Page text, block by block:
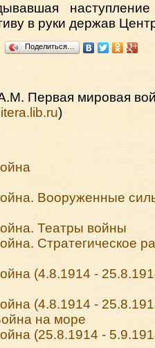
в руки держав
Поделиться…
Первая мировая
)
Вооруженные
Театры войны
Стратегическое
(4.8.1914 -
(4.8.1914 -
на море
(25.8.1914 -